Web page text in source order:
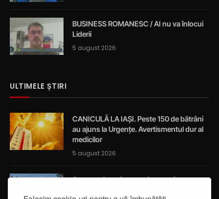
BUSINESS ROMANESC / AI nu va înlocui
Liderii
5 august 2026
ULTIMELE ȘTIRI
CANICULĂ LA IAȘI. Peste 150 de bătrâni
au ajuns la Urgențe. Avertismentul dur al
medicilor
5 august 2026
Cum a salvat viața a trei oameni un